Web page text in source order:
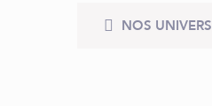
NOS UNIVERS